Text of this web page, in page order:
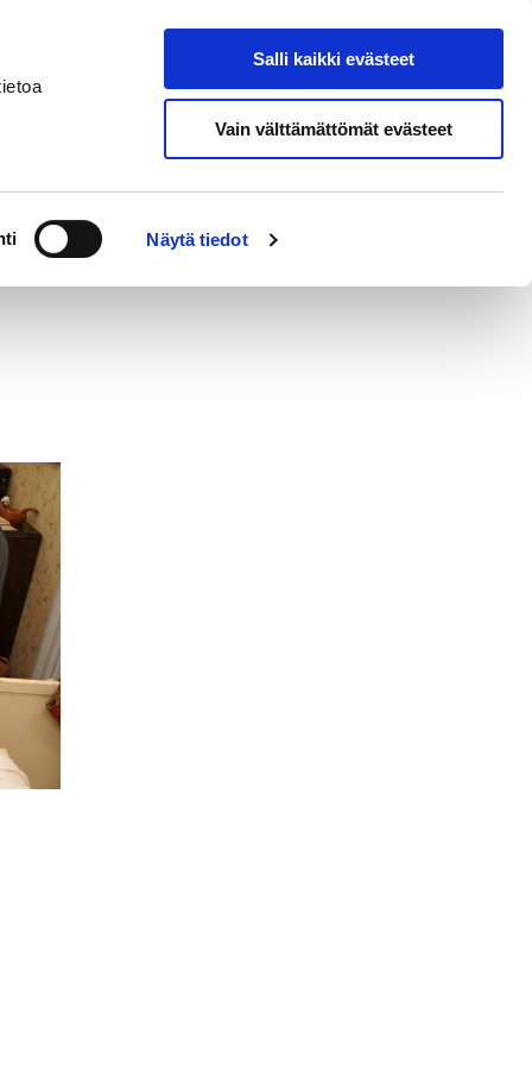
Näytä tiedot
Salli kaikki evästeet
Vain välttämättömät evästeet
Hae sivustolta